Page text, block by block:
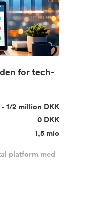
for tech-
- 1/2 million DKK
0 DKK
1,5 mio
platform med